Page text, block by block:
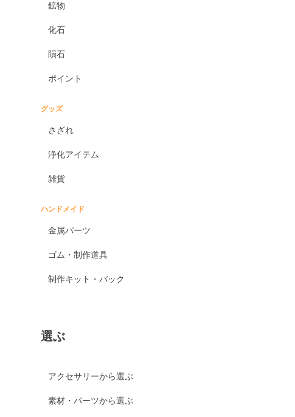
鉱物
化石
隕石
ポイント
グッズ
さざれ
浄化アイテム
雑貨
ハンドメイド
金属パーツ
ゴム・制作道具
制作キット・パック
選ぶ
アクセサリーから選ぶ
素材・パーツから選ぶ